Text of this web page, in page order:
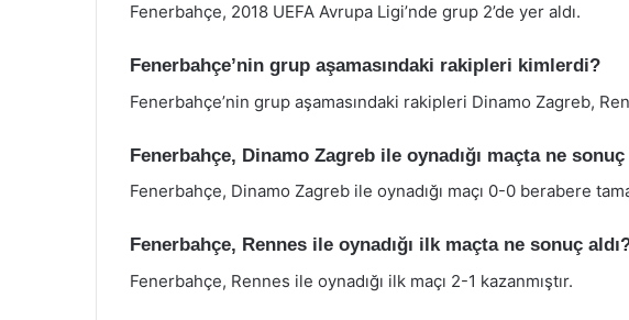
Fenerbahçe, 2018 UEFA Avrupa Ligi’nde grup 2’de yer aldı.
Fenerbahçe’nin grup aşamasındaki rakipleri kimlerdi?
Fenerbahçe’nin grup aşamasındaki rakipleri Dinamo Zagreb,
Fenerbahçe, Dinamo Zagreb ile oynadığı maçta ne sonuç
Fenerbahçe, Dinamo Zagreb ile oynadığı maçı 0-0 berabere
Fenerbahçe, Rennes ile oynadığı ilk maçta ne sonuç
Fenerbahçe, Rennes ile oynadığı ilk maçı 2-1 kazanmıştır.